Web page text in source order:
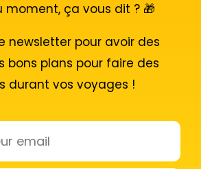
moment, ça vous dit ? 🎁
newsletter pour avoir des
bons plans pour faire des
durant vos voyages !